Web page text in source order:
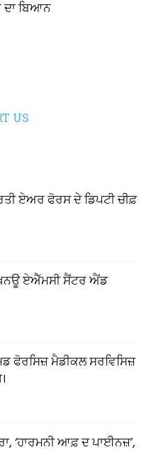
ਦਾ ਬਿਆਨ
US
ਏਅਰ ਫੋਰਸ ਦੇ ਡਿਪਟੀ ਚੀਫ਼
ਏਐੱਮਸੀ ਸੈਂਟਰ ਐਂਡ
ਫੋਰਸਿਜ਼ ਮੈਡੀਕਲ ਸਰਵਿਸਿਜ਼
‘ਹਾਰਮਨੀ ਆਫ਼ ਦ ਪਾਈਨਜ਼’,